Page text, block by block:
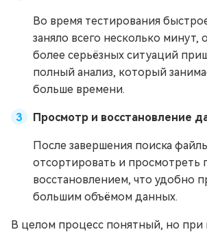
Во время тестирования
заняло всего несколько минут,
более серьёзных ситуаций
полный анализ, который
больше времени.
Просмотр и восстановление
После завершения поиска
отсортировать и просмотреть
восстановлением, что удобно
большим объёмом данных.
В целом процесс понятный, но при